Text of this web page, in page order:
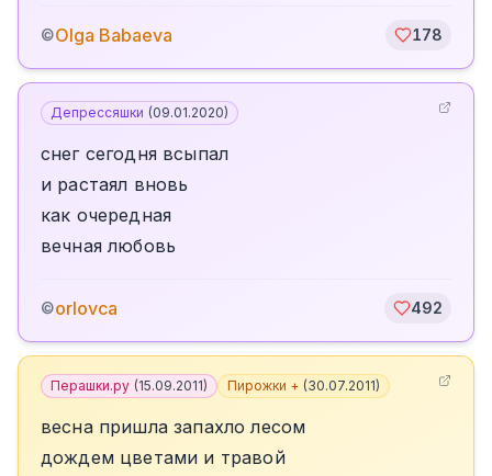
©Olga Babaeva 178
Депрессяшки (09.01.2020)
снег сегодня всыпал
и растаял вновь
как очередная
вечная любовь
©orlovca 492
Перашки.ру (15.09.2011) Пирожки + (30.07.2011)
весна пришла запахло лесом
дождем цветами и травой